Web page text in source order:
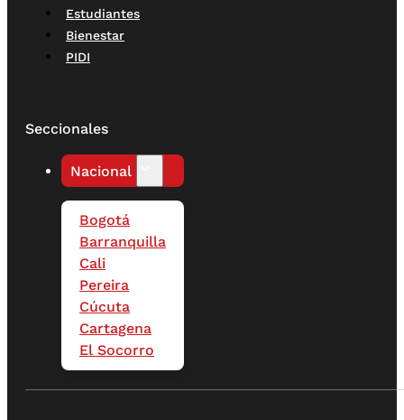
Estudiantes
Bienestar
PIDI
Seccionales
Nacional
Bogotá
Barranquilla
Cali
Pereira
Cúcuta
Cartagena
El Socorro